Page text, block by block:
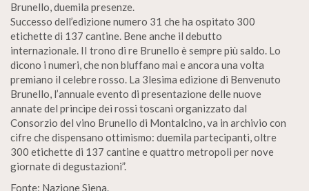
Brunello, duemila presenze.
Successo dell’edizione numero 31 che ha ospitato 300
etichette di 137 cantine. Bene anche il debutto
internazionale. II trono di re Brunello è sempre più saldo. Lo
dicono i numeri, che non bluffano mai e ancora una volta
premiano il celebre rosso. La 3lesima edizione di Benvenuto
Brunello, l’annuale evento di presentazione delle nuove
annate del principe dei rossi toscani organizzato dal
Consorzio del vino Brunello di Montalcino, va in archivio con
cifre che dispensano ottimismo: duemila partecipanti, oltre
300 etichette di 137 cantine e quattro metropoli per nove
giornate di degustazioni”.
Fonte: Nazione Siena.